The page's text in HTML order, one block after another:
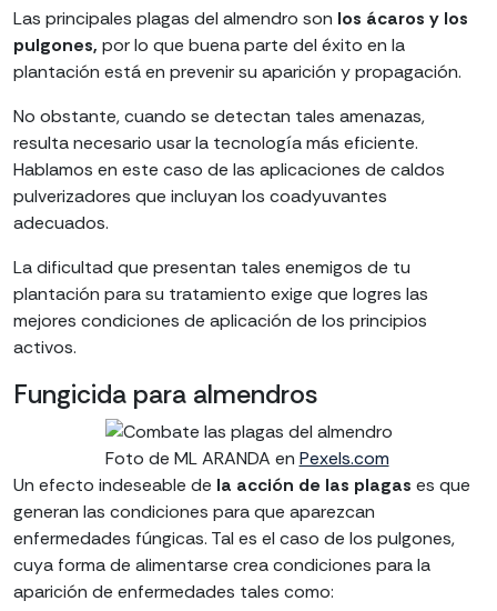
Las principales plagas del almendro son los ácaros y los
pulgones, por lo que buena parte del éxito en la
plantación está en prevenir su aparición y propagación.
No obstante, cuando se detectan tales amenazas,
resulta necesario usar la tecnología más eficiente.
Hablamos en este caso de las aplicaciones de caldos
pulverizadores que incluyan los coadyuvantes
adecuados.
La dificultad que presentan tales enemigos de tu
plantación para su tratamiento exige que logres las
mejores condiciones de aplicación de los principios
activos.
Fungicida para almendros
Foto de ML ARANDA en Pexels.com
Un efecto indeseable de la acción de las plagas es que
generan las condiciones para que aparezcan
enfermedades fúngicas. Tal es el caso de los pulgones,
cuya forma de alimentarse crea condiciones para la
aparición de enfermedades tales como: